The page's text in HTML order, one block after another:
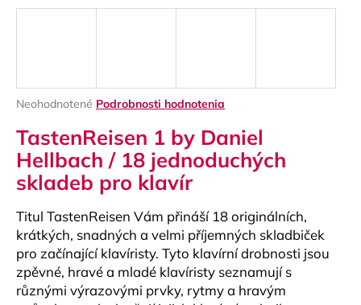
Priemerné
produktu
je
0,0
z
5
hviezdičiek.
Neohodnotené Podrobnosti hodnotenia
TastenReisen 1 by Daniel
Hellbach / 18 jednoduchých
skladeb pro klavír
Titul TastenReisen Vám přináší 18 originálních,
krátkých, snadných a velmi příjemných skladbiček
pro začínající klavíristy. Tyto klavírní drobnosti jsou
zpěvné, hravé a mladé klavíristy seznamují s
různými výrazovými prvky, rytmy a hravým
ť
?
HĽADAŤ
O
d
p